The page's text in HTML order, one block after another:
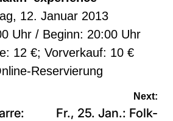
12. Januar 2013
Uhr / Beginn: 20:00 Uhr
12 €; Vorverkauf: 10 €
Reservierung
Next:
Fr., 25. Jan.: Folk-